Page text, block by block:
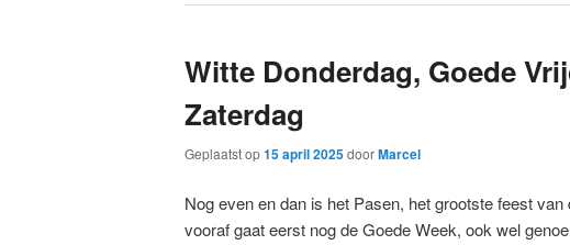
Witte Donderdag, Goede
Zaterdag
Geplaatst op15 april 2025doorMarcel
Nog even en dan is het Pasen, het grootste feest
vooraf gaat eerst nog de Goede Week, ook wel